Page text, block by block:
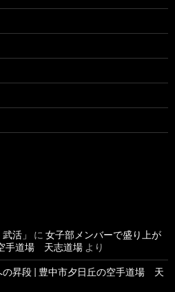
活」 に 女子部メンバーで盛り上が
手道場 天志道場 より
の昇段 | 豊中市夕日丘の空手道場 天